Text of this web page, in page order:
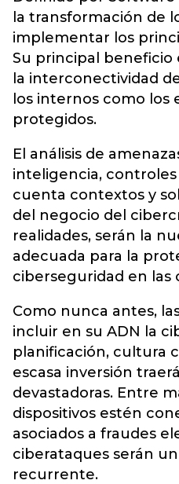
la transformación de
implementar los
Su principal beneficio
la interconectividad
los internos como los
protegidos.
El análisis de
inteligencia,
cuenta contextos y
del negocio del
realidades, serán la
adecuada para la
ciberseguridad en las
Como nunca antes,
incluir en su ADN la
planificación, cultura
escasa inversión
devastadoras. Entre
dispositivos estén
asociados a fraudes
ciberataques serán
recurrente.